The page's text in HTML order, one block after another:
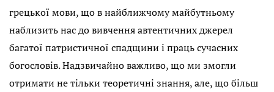
грецької мови, що в найближчому майбутньому
наблизить нас до вивчення автентичних джерел
багатої патристичної спадщини і праць сучасних
богословів. Надзвичайно важливо, що ми змогли
отримати не тільки теоретичні знання, але, що більш